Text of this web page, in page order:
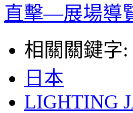
直擊—展場導
相關關鍵字:
日本
LIGHTING